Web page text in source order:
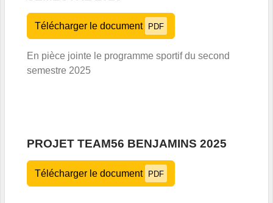
Télécharger le document PDF
En pièce jointe le programme sportif du second
semestre 2025
PROJET TEAM56 BENJAMINS 2025
Télécharger le document PDF